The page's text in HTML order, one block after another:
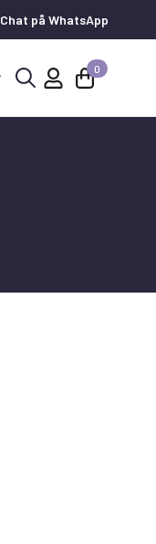
Chat på WhatsApp
0